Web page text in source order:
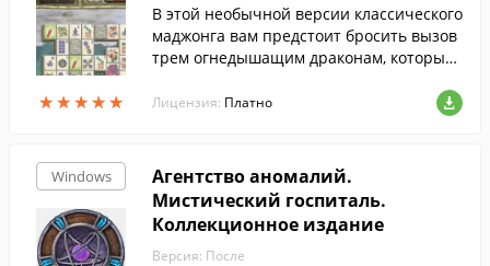
★★★★★
★★★★★
В этой необычной версии классического
маджонга вам предстоит бросить вызов
трем огнедышащим драконам, которые
и хижины Поднебесной империи. Справ
иться со столь серьезными соперникам
Янь.
Лицензия: Платно
Windows
Агентство аномалий.
Мистический госпиталь.
Коллекционное издание
Версия: После